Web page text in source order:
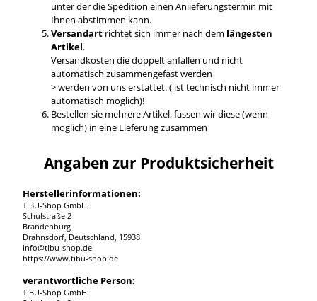
unter der die Spedition einen Anlieferungstermin mit
Ihnen abstimmen kann.
Versandartrichtet sich immer nach dem längesten
Artikel.
Versandkosten die doppelt anfallen und nicht
automatisch zusammengefast werden
> werden von uns erstattet. ( ist technisch nicht immer
automatisch möglich)!
Bestellen sie mehrere Artikel, fassen wir diese (wenn
möglich) in eine Lieferung zusammen
Angaben zur Produktsicherheit
Herstellerinformationen:
TIBU-Shop GmbH
Schulstraße 2
Brandenburg
Drahnsdorf, Deutschland, 15938
info@tibu-shop.de
https://www.tibu-shop.de
verantwortliche Person:
TIBU-Shop GmbH